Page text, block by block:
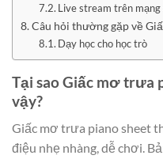
Live stream trên mạng
Câu hỏi thường gặp về
Dạy học cho học trò
Tại saoGiấc mơ trưa
vậy?
Giấc mơ trưa piano sheet
điệu nhẹ nhàng, dễ chơi.